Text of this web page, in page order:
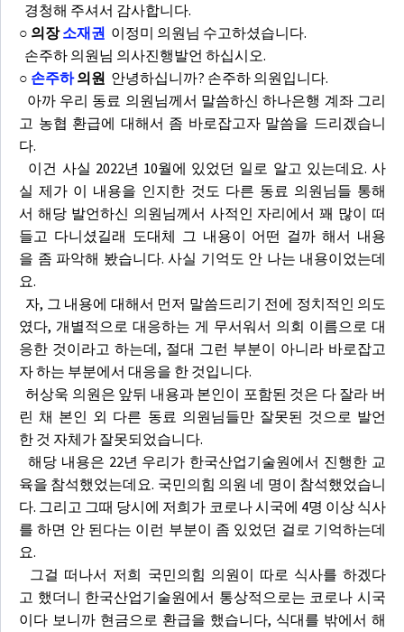
경청해 주셔서 감사합니다.
○ 의장소재권 이정미 의원님 수고하셨습니다.
손주하 의원님 의사진행발언 하십시오.
○ 손주하의원 안녕하십니까? 손주하 의원입니다.
아까 우리 동료 의원님께서 말씀하신 하나은행 계좌 그리
고 농협 환급에 대해서 좀 바로잡고자 말씀을 드리겠습니
다.
이건 사실 2022년 10월에 있었던 일로 알고 있는데요. 사
실 제가 이 내용을 인지한 것도 다른 동료 의원님들 통해
서 해당 발언하신 의원님께서 사적인 자리에서 꽤 많이 떠
들고 다니셨길래 도대체 그 내용이 어떤 걸까 해서 내용
을 좀 파악해 봤습니다. 사실 기억도 안 나는 내용이었는데
요.
자, 그 내용에 대해서 먼저 말씀드리기 전에 정치적인 의도
였다, 개별적으로 대응하는 게 무서워서 의회 이름으로 대
응한 것이라고 하는데, 절대 그런 부분이 아니라 바로잡고
자 하는 부분에서 대응을 한 것입니다.
허상욱 의원은 앞뒤 내용과 본인이 포함된 것은 다 잘라 버
린 채 본인 외 다른 동료 의원님들만 잘못된 것으로 발언
한 것 자체가 잘못되었습니다.
해당 내용은 22년 우리가 한국산업기술원에서 진행한 교
육을 참석했었는데요. 국민의힘 의원 네 명이 참석했었습니
다. 그리고 그때 당시에 저희가 코로나 시국에 4명 이상 식사
를 하면 안 된다는 이런 부분이 좀 있었던 걸로 기억하는데
요.
그걸 떠나서 저희 국민의힘 의원이 따로 식사를 하겠다
고 했더니 한국산업기술원에서 통상적으로는 코로나 시국
이다 보니까 현금으로 환급을 했습니다, 식대를 밖에서 해